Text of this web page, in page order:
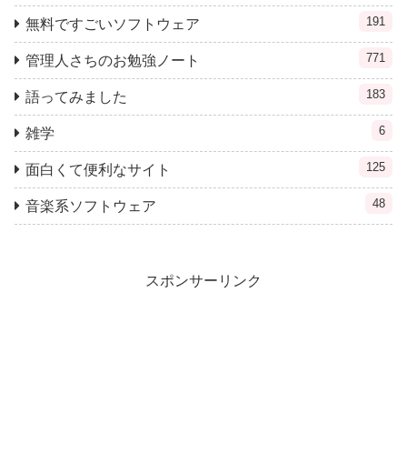
無料ですごいソフトウェア 191
管理人さちのお勉強ノート 771
語ってみました 183
雑学 6
面白くて便利なサイト 125
音楽系ソフトウェア 48
スポンサーリンク